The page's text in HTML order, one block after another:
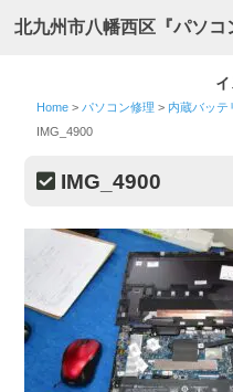
北九州市八幡西区『パソコ
Home > パソコン修理 > 内蔵バッ
IMG_4900
IMG_4900